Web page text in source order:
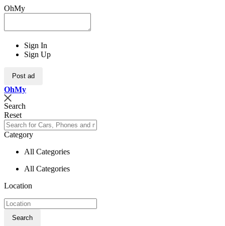
OhMy
Sign In
Sign Up
Post ad
OhMy
Search
Reset
Category
All Categories
All Categories
Location
Search